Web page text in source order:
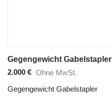
Gegengewicht Gabelstapler
2.000 € Ohne MwSt.
Gegengewicht Gabelstapler